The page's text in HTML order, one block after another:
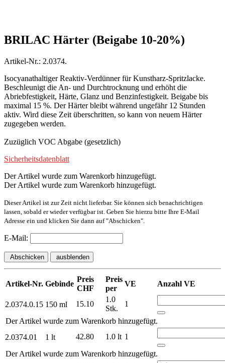
BRILAC Härter (Beigabe 10-20%)
Artikel-Nr.: 2.0374.
Isocyanathaltiger Reaktiv-Verdünner für Kunstharz-Spritzlacke.
Beschleunigt die An- und Durchtrocknung und erhöht die
Abriebfestigkeit, Härte, Glanz und Benzinfestigkeit. Beigabe bis
maximal 15 %. Der Härter bleibt während ungefähr 12 Stunden
aktiv. Wird diese Zeit überschritten, so kann von neuem Härter
zugegeben werden.
Zuzüglich VOC Abgabe (gesetzlich)
Sicherheitsdatenblatt
Der Artikel wurde zum Warenkorb hinzugefügt.
Der Artikel wurde zum Warenkorb hinzugefügt.
Dieser Artikel ist zur Zeit nicht lieferbar. Sie können sich benachrichtigen
lassen, sobald er wieder verfügbar ist. Geben Sie hierzu bitte Ihre E-Mail
Adresse ein und klicken Sie dann auf "Abschicken".
E-Mail:
Abschicken ausblenden
Artikel-Nr. Gebinde
Preis
CHF
Preis
per
VE Anzahl VE
2.0374.0.15 150 ml 15.10
1.0
Stk.
1
Der Artikel wurde zum Warenkorb hinzugefügt.
2.0374.01
1 lt 42.80 1.0 lt 1
Der Artikel wurde zum Warenkorb hinzugefügt.